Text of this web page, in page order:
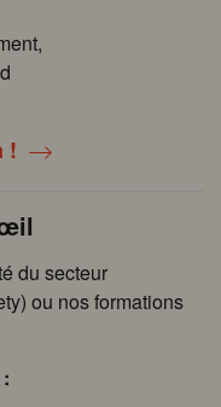
!
du secteur
ou nos formations